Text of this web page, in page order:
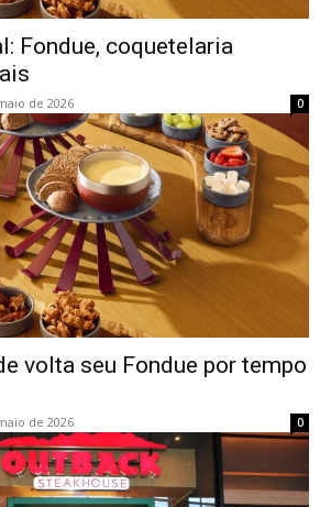
Fondue, coquetelaria
de 2026 0
volta seu Fondue por tempo
de 2026 0